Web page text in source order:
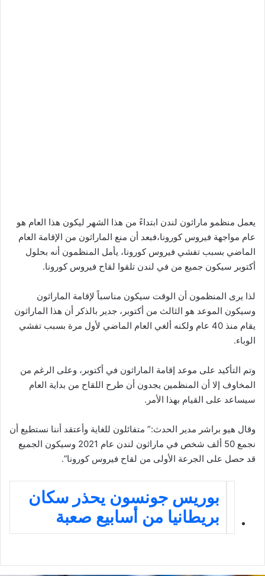
يعمل منظمو ماراثون لندن ابتداءً من هذا الشهر ليكون هذا العام هو
عام مواجهة فيروس كورونا،فبعد أن منع الماراثون من الإقامة العام
الماضي بسبب تفشي فيروس كورونا، يأمل المنظمون أنه بحلول
أكتوبر سيكون جميع من في لندن تلقوا لقاح فيروس كورونا.
لذا يرى المنظمون أن الوقت سيكون مناسباً لإقامة الماراثون
وسيكون الموعد هو الثالث من أكتوبر، جدير بالذكر أن هذا الماراثون
يقام منذ 40 عام ولكنه ألغي العام الماضي لأول مرة بسبب تفشي
الوباء.
وتم التأكيد على موعد إقامة الماراثون في أكتوبر، وعلى الرغم من
المخاوف إلا أن المنظمين يجدون أن طرح اللقاح من بداية العام
سيساعد على القيام بهذا الأمر.
وقال هيو براشر مدير الحدث:” متفائلون للغاية وأعتقد أننا نستطيع أن
نجمع 50 ألف شخص في ماراثون لندن عام 2021 وسيكون الجميع
قد حصل على الجرعة الأولى من لقاح فيروس كورونا”.
بوريس جونسون يحذر سكان
بريطانيا من أسابيع صعبة